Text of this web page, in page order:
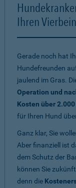
Ihren
Gerade noch hat
Hundefreunden
jaulend im Gras.
Operation und
Kosten über
für Ihren Hund
Ganz klar, Sie
Aber finanziell ist
dem Schutz der
können Sie
denn die